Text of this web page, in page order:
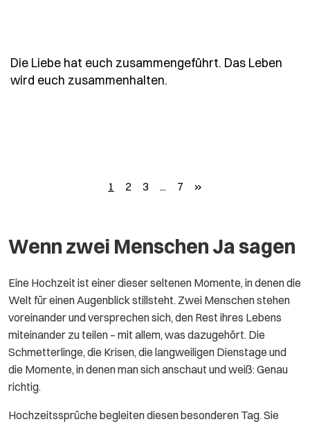
Die Liebe hat euch zusammengeführt. Das Leben
wird euch zusammenhalten.
1 2 3 ... 7 »
Wenn zwei Menschen Ja sagen
Eine Hochzeit ist einer dieser seltenen Momente, in denen die
Welt für einen Augenblick stillsteht. Zwei Menschen stehen
voreinander und versprechen sich, den Rest ihres Lebens
miteinander zu teilen – mit allem, was dazugehört. Die
Schmetterlinge, die Krisen, die langweiligen Dienstage und
die Momente, in denen man sich anschaut und weiß: Genau
richtig.
Hochzeitssprüche begleiten diesen besonderen Tag. Sie